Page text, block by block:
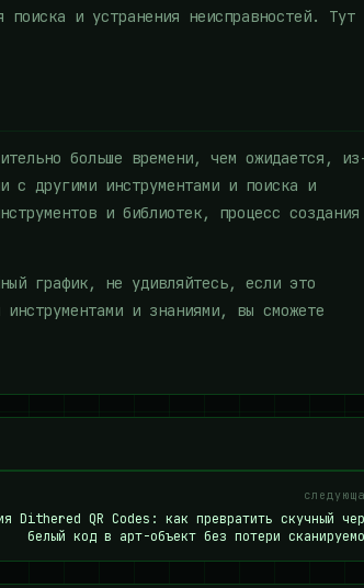
поиска и устранения неисправностей. Тут
больше времени, чем ожидается,
с другими инструментами и поиска и
и библиотек, процесс создания
график, не удивляйтесь, если это
и знаниями, вы сможете
Dithered QR Codes: как превратить скучный
белый код в арт-объект без потери